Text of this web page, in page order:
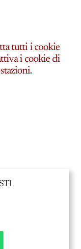
tutti i cookie
i cookie di